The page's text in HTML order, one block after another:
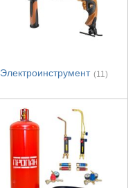
Электроинструмент (11)